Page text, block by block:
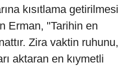
kısıtlama getirilmesi
Erman, "Tarihin en
Zira vaktin ruhunu,
aktaran en kıymetli